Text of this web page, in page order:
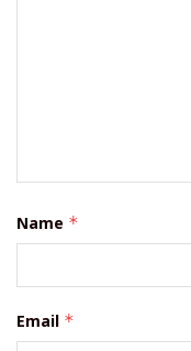
Name *
Email *